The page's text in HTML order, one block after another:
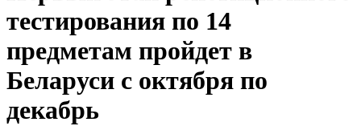
тестирования по 14
предметам пройдет в
Беларуси с октября по
декабрь